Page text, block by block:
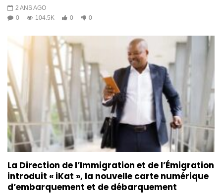
2 ANS AGO
0
104.5K 0 0
La Direction de l’Immigration et de l’Émigration
introduit « iKat », la nouvelle carte numérique
d’embarquement et de débarquement